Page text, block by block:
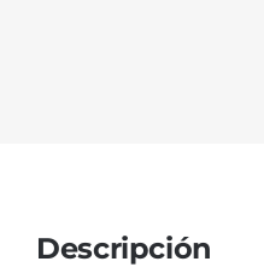
Descripción